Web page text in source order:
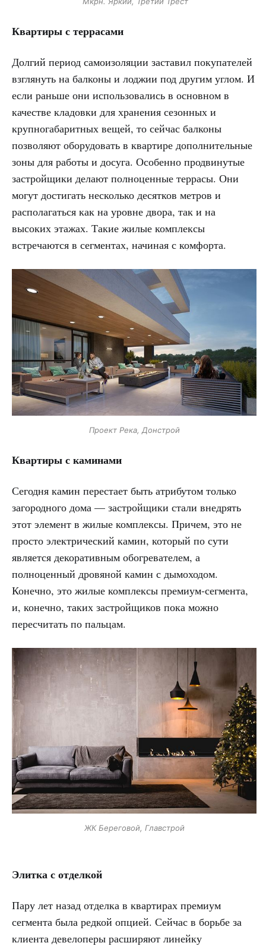
Квартиры с террасами
Долгий период самоизоляции заставил покупателей
взглянуть на балконы и лоджии под другим углом. И
если раньше они использовались в основном в
качестве кладовки для хранения сезонных и
крупногабаритных вещей, то сейчас балконы
позволяют оборудовать в квартире дополнительные
зоны для работы и досуга. Особенно продвинутые
застройщики делают полноценные террасы. Они
могут достигать несколько десятков метров и
располагаться как на уровне двора, так и на
высоких этажах. Такие жилые комплексы
встречаются в сегментах, начиная с комфорта.
Проект Река, Донстрой
Квартиры с каминами
Сегодня камин перестает быть атрибутом только
загородного дома — застройщики стали внедрять
этот элемент в жилые комплексы. Причем, это не
просто электрический камин, который по сути
является декоративным обогревателем, а
полноценный дровяной камин с дымоходом.
Конечно, это жилые комплексы премиум-сегмента,
и, конечно, таких застройщиков пока можно
пересчитать по пальцам.
ЖК Береговой, Главстрой
Элитка с отделкой
Пару лет назад отделка в квартирах премиум
сегмента была редкой опцией. Сейчас в борьбе за
клиента девелоперы расширяют линейку